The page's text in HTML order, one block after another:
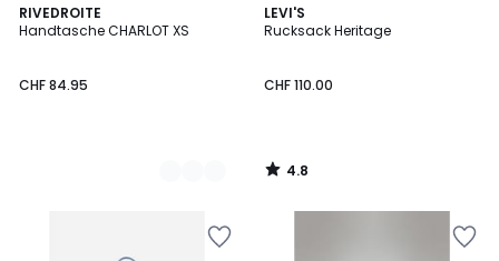
RIVEDROITE
Handtasche CHARLOT XS
CHF 84.95
2
Farben
LEVI'S
Rucksack Heritage
CHF 110.00
4.8
/ 5
4.8
/